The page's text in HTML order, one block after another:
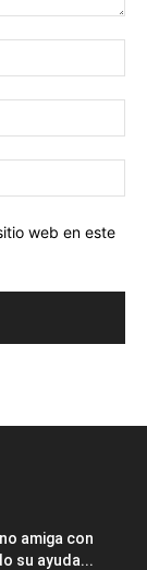
web en este
amiga con
su ayuda...